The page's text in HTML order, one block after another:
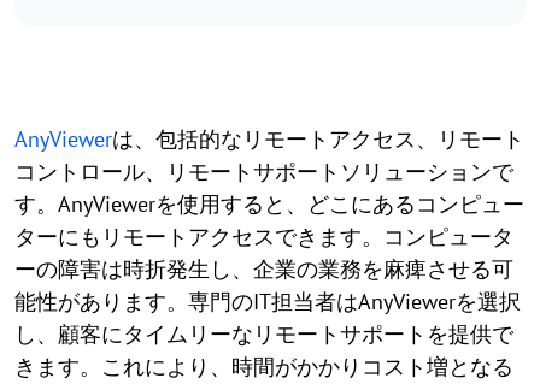
AnyViewerは、包括的なリモートアクセス、リモート
コントロール、リモートサポートソリューションで
す。AnyViewerを使用すると、どこにあるコンピュー
ターにもリモートアクセスできます。コンピュータ
ーの障害は時折発生し、企業の業務を麻痺させる可
能性があります。専門のIT担当者はAnyViewerを選択
し、顧客にタイムリーなリモートサポートを提供で
きます。これにより、時間がかかりコスト増となる